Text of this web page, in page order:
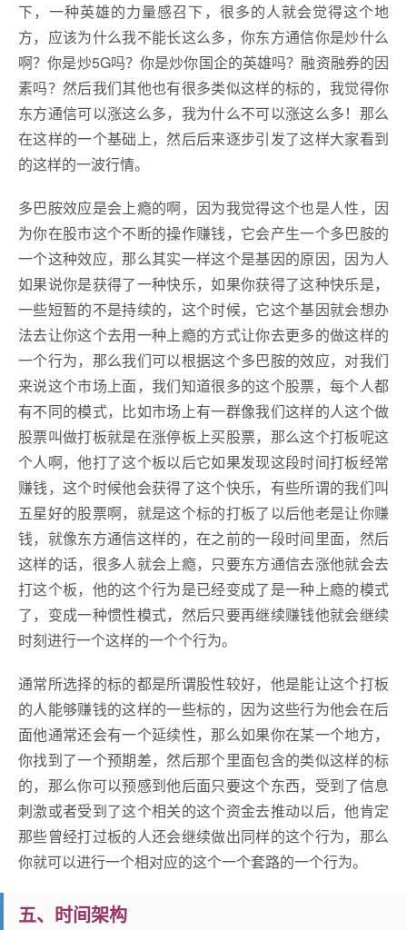
下，一种英雄的力量感召下，很多的人就会觉得这个地
方，应该为什么我不能长这么多，你东方通信你是炒什么
啊？你是炒5G吗？你是炒你国企的英雄吗？融资融券的因
素吗？然后我们其他也有很多类似这样的标的，我觉得你
东方通信可以涨这么多，我为什么不可以涨这么多！那么
在这样的一个基础上，然后后来逐步引发了这样大家看到
的这样的一波行情。
多巴胺效应是会上瘾的啊，因为我觉得这个也是人性，因
为你在股市这个不断的操作赚钱，它会产生一个多巴胺的
一个这种效应，那么其实一样这个是基因的原因，因为人
如果说你是获得了一种快乐，如果你获得了这种快乐是，
一些短暂的不是持续的，这个时候，它这个基因就会想办
法去让你这个去用一种上瘾的方式让你去更多的做这样的
一个行为，那么我们可以根据这个多巴胺的效应，对我们
来说这个市场上面，我们知道很多的这个股票，每个人都
有不同的模式，比如市场上有一群像我们这样的人这个做
股票叫做打板就是在涨停板上买股票，那么这个打板呢这
个人啊，他打了这个板以后它如果发现这段时间打板经常
赚钱，这个时候他会获得了这个快乐，有些所谓的我们叫
五星好的股票啊，就是这个标的打板了以后他老是让你赚
钱，就像东方通信这样的，在之前的一段时间里面，然后
这样的话，很多人就会上瘾，只要东方通信去涨他就会去
打这个板，他的这个行为是已经变成了是一种上瘾的模式
了，变成一种惯性模式，然后只要再继续赚钱他就会继续
时刻进行一个这样的一个个行为。
通常所选择的标的都是所谓股性较好，他是能让这个打板
的人能够赚钱的这样的一些标的，因为这些行为他会在后
面他通常还会有一个延续性，那么如果你在某一个地方，
你找到了一个预期差，然后那个里面包含的类似这样的标
的，那么你可以预感到他后面只要这个东西，受到了信息
刺激或者受到了这个相关的这个资金去推动以后，他肯定
那些曾经打过板的人还会继续做出同样的这个行为，那么
你就可以进行一个相对应的这个一个套路的一个行为。
五、时间架构